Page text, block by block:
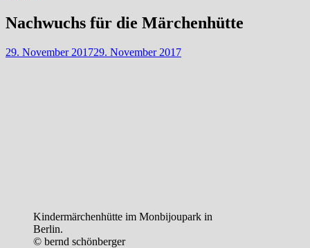
Nachwuchs für die Märchenhütte
29. November 201729. November 2017
Kindermärchenhütte im Monbijoupark in
Berlin.
© bernd schönberger